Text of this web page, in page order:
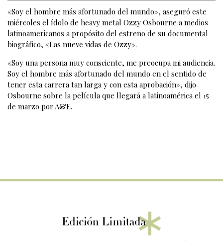
«Soy el hombre más afortunado del mundo», aseguró este
miércoles el ídolo de heavy metal Ozzy Osbourne a medios
latinoamericanos a propósito del estreno de su documental
biográfico, «Las nueve vidas de Ozzy».
«Soy una persona muy consciente, me preocupa mi audiencia.
Soy el hombre más afortunado del mundo en el sentido de
tener esta carrera tan larga y con esta aprobación», dijo
Osbourne sobre la película que llegará a latinoamérica el 15
de marzo por A&E.